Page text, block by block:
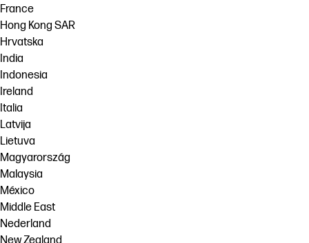
France
Hong Kong SAR
Hrvatska
India
Indonesia
Ireland
Italia
Latvija
Lietuva
Magyarország
Malaysia
México
Middle East
Nederland